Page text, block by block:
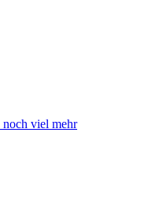
viel mehr